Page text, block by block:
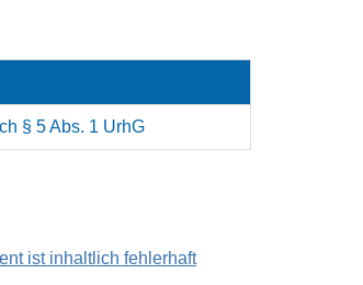
§ 5 Abs. 1 UrhG
ist inhaltlich fehlerhaft